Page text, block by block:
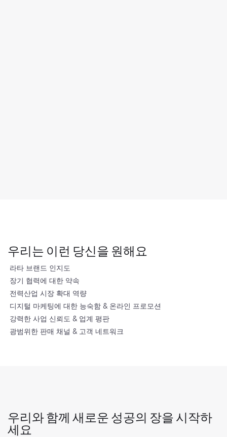
우리는 이런 당신을 원해요
라타 브랜드 인지도
장기 협력에 대한 약속
전력산업 시장 확대 역량
디지털 마케팅에 대한 능숙함 & 온라인 프로모션
강력한 사업 신뢰도 & 업계 평판
광범위한 판매 채널 & 고객 네트워크
우리와 함께 새로운 성공의 장을 시작하
세요